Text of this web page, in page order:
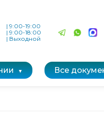
| 9:00-19:00
| 9:00-18:00
| Выходной
Все